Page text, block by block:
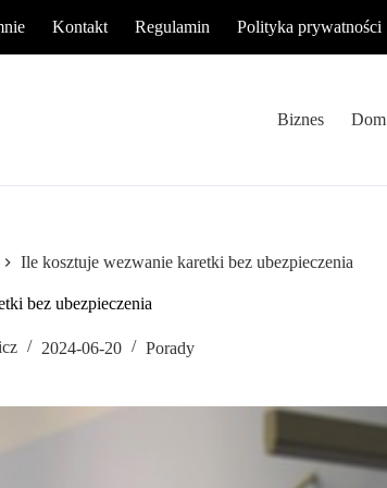
Kontakt Regulamin Polityka prywatności
Biznes Dom
Ile kosztuje wezwanie karetki bez ubezpieczenia
bez ubezpieczenia
2024-06-20 Porady